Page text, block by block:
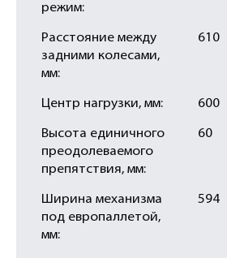
режим:
Расстояние между
задними колесами,
мм:
610
Центр нагрузки, мм: 600
Высота единичного
преодолеваемого
препятствия, мм:
60
Ширина механизма
под европаллетой,
мм:
594